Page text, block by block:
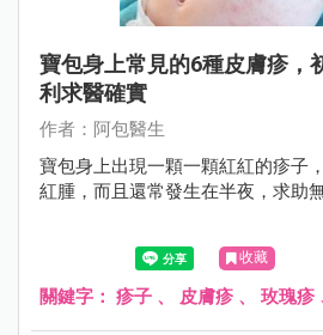
寶包身上常見的6種皮膚疹，
利求醫確實
作者：阿包醫生
寶包身上出現一顆一顆紅紅的疹子
紅腫，而且還常發生在半夜，求助
收藏
關鍵字： 疹子 、 皮膚疹 、 玫瑰疹